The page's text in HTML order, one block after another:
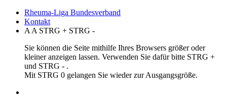
Rheuma-Liga Bundesverband
Kontakt
A A STRG + STRG -
Sie können die Seite mithilfe Ihres Browsers größer oder
kleiner anzeigen lassen. Verwenden Sie dafür bitte STRG +
und STRG - .
Mit STRG 0 gelangen Sie wieder zur Ausgangsgröße.